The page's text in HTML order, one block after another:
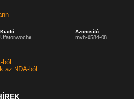
Kiadó:
Ufatonwoche
Azonosító:
mvh-0584-08
ból
az NDA-ból